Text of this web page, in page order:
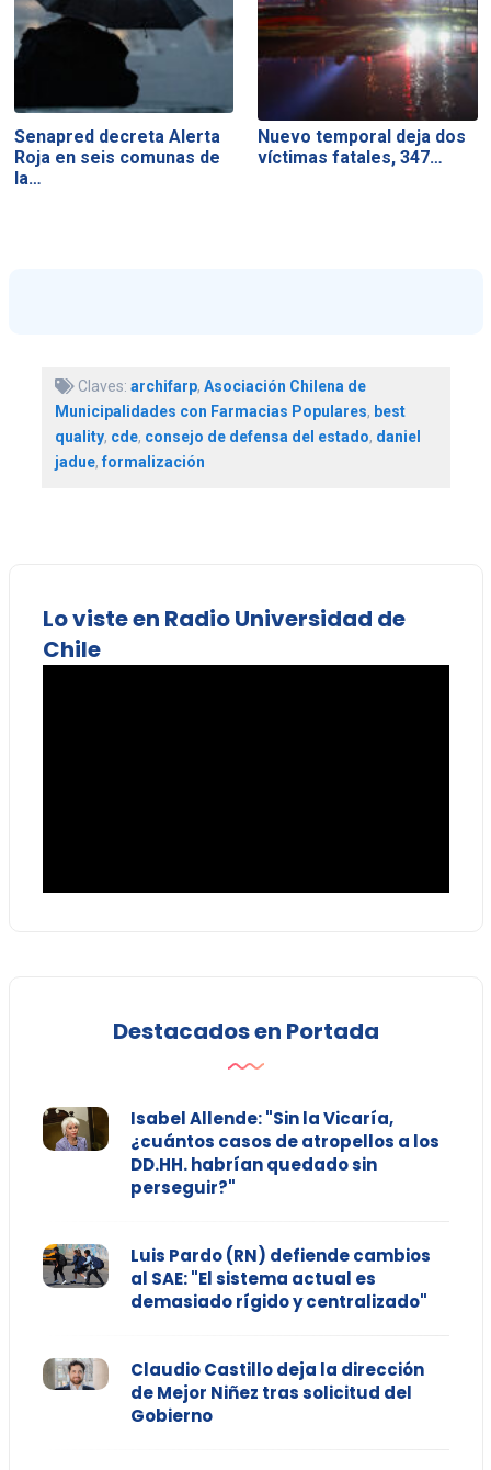
Senapred decreta Alerta
Roja en seis comunas de
la…
Nuevo temporal deja dos
víctimas fatales, 347…
Claves: archifarp, Asociación Chilena de
Municipalidades con Farmacias Populares, best
quality, cde, consejo de defensa del estado, daniel
jadue,formalización
Lo viste en Radio Universidad de
Chile
Destacados en Portada
Isabel Allende: "Sin la Vicaría,
¿cuántos casos de atropellos a los
DD.HH. habrían quedado sin
perseguir?"
Luis Pardo (RN) defiende cambios
al SAE: "El sistema actual es
demasiado rígido y centralizado"
Claudio Castillo deja la dirección
de Mejor Niñez tras solicitud del
Gobierno